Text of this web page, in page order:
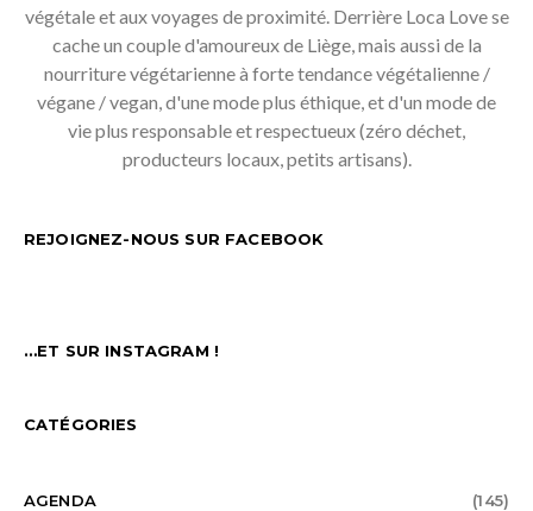
végétale et aux voyages de proximité. Derrière Loca Love se
cache un couple d'amoureux de Liège, mais aussi de la
nourriture végétarienne à forte tendance végétalienne /
végane / vegan, d'une mode plus éthique, et d'un mode de
vie plus responsable et respectueux (zéro déchet,
producteurs locaux, petits artisans).
REJOIGNEZ-NOUS SUR FACEBOOK
…ET SUR INSTAGRAM !
CATÉGORIES
AGENDA (145)